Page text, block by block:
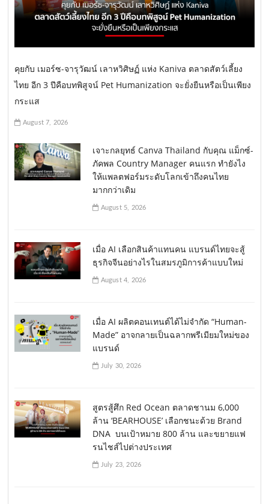
คุยกับ เมอร์ซ-จารุวัฒน์ เลาหวิศิษฏ์ แห่ง Kaniva ตลาดสัตว์เลี้ยง
ไทย อีก 3 ปีคือบทพิสูจน์ Pet Humanization จะยั่งยืนหรือเป็นเพียง
กระแส
August 7, 2026
เจาะกลยุทธ์ Canva Thailand กับคุณ แม็กซ์-
ภัคพล Country Manager คนแรก ทำยังไง
ให้แพลตฟอร์มระดับโลกเข้าถึงคนไทย
มากกว่าเดิม
August 5, 2026
เมื่อ AI เลือกสินค้าแทนคน แบรนด์ไทยจะสู้
ธุรกิจจีนอย่างไรในสมรภูมิการค้าแบบใหม่
August 4, 2026
เมื่อ AI ผลิตคอนเทนต์ได้ไม่จำกัด “Human-
Made” อาจกลายเป็นฉลากพรีเมียมใหม่ของ
แบรนด์
July 30, 2026
สูตรสู้ศึก Red Ocean ตลาดชานม 6,000
ล้าน ‘BEARHOUSE’ เลือกชนะด้วย Brand
DNA บนเป้าหมาย 800 ล้าน และขยายแฟ
รนไชส์ไปต่างประเทศ
July 23, 2026